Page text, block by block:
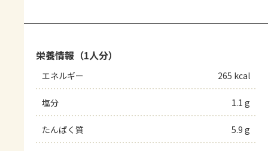
栄養情報（1人分）
エネルギー 265 kcal
塩分 1.1 g
たんぱく質 5.9 g